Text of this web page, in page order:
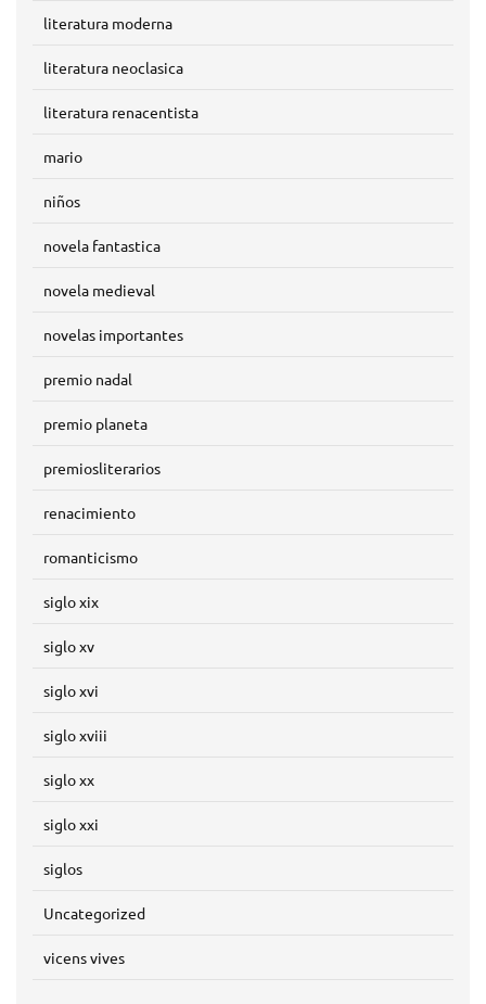
literatura moderna
literatura neoclasica
literatura renacentista
mario
niños
novela fantastica
novela medieval
novelas importantes
premio nadal
premio planeta
premiosliterarios
renacimiento
romanticismo
siglo xix
siglo xv
siglo xvi
siglo xviii
siglo xx
siglo xxi
siglos
Uncategorized
vicens vives